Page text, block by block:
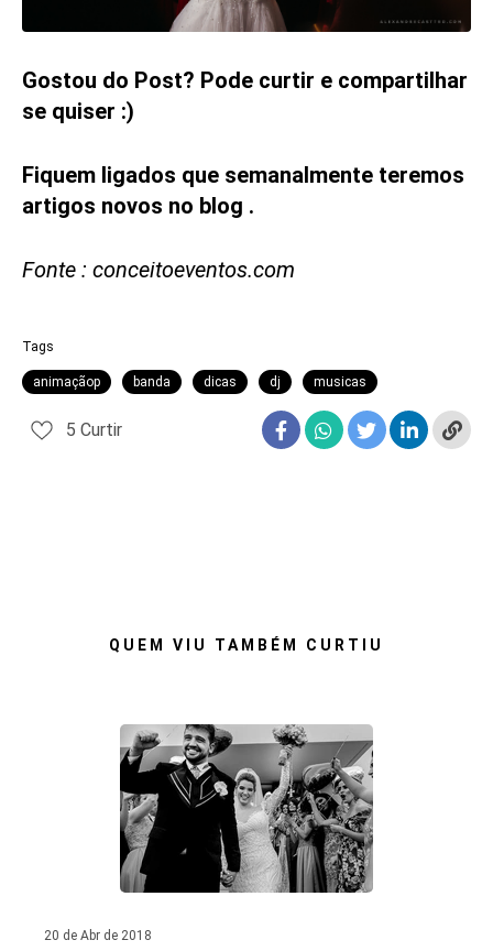
Gostou do Post? Pode curtir e compartilhar
se quiser :)
Fiquem ligados que semanalmente teremos
artigos novos no blog .
Fonte : conceitoeventos.com
Tags
animaçãop banda dicas dj musicas
5 Curtir
QUEM VIU TAMBÉM CURTIU
20 de Abr de 2018